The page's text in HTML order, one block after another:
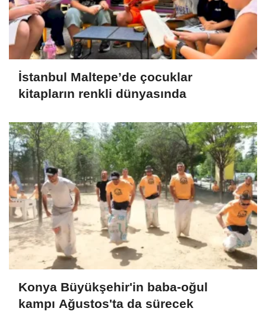
İstanbul Maltepe’de çocuklar
kitapların renkli dünyasında
Konya Büyükşehir'in baba-oğul
kampı Ağustos'ta da sürecek